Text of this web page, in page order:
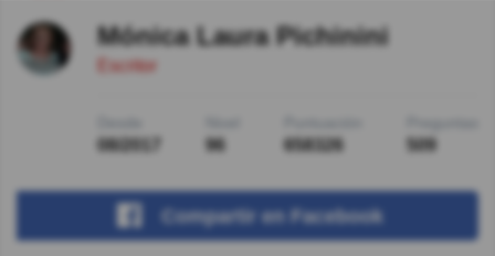
Mónica Laura Pichinini
Escritor
08/2017 96 658326 509
Compartir en Facebook